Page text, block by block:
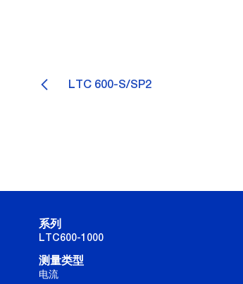
LTC 600-S/SP2
系列
LTC600-1000
测量类型
电流